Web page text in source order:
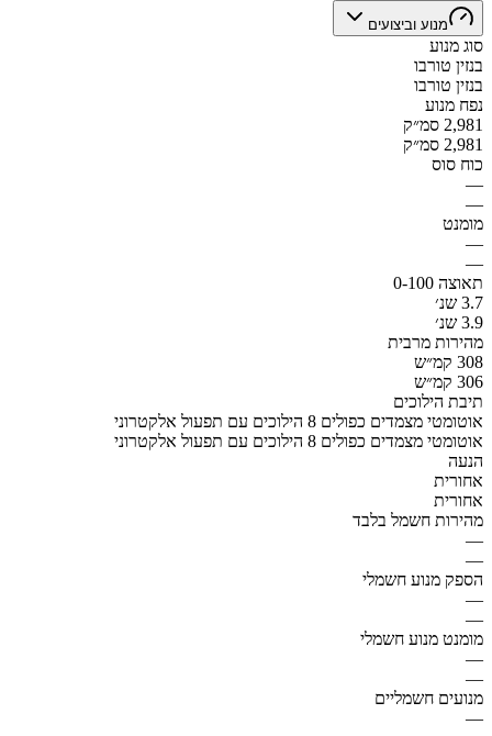
מנוע וביצועים
סוג מנוע
בנזין טורבו
בנזין טורבו
נפח מנוע
2,981 סמ״ק
2,981 סמ״ק
כוח סוס
—
—
מומנט
—
—
תאוצה 0-100
3.7 שנ׳
3.9 שנ׳
מהירות מרבית
308 קמ״ש
306 קמ״ש
תיבת הילוכים
אוטומטי מצמדים כפולים 8 הילוכים עם תפעול אלקטרוני
אוטומטי מצמדים כפולים 8 הילוכים עם תפעול אלקטרוני
הנעה
אחורית
אחורית
מהירות חשמל בלבד
—
—
הספק מנוע חשמלי
—
—
מומנט מנוע חשמלי
—
—
מנועים חשמליים
—